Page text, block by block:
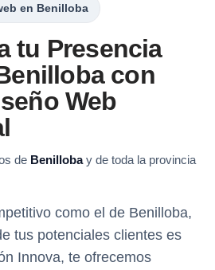
en Benilloba
tu Presencia
con
Web
de Benillobay de toda la provincia
como el de Benilloba,
tus potenciales clientes es
Innova, te ofrecemos